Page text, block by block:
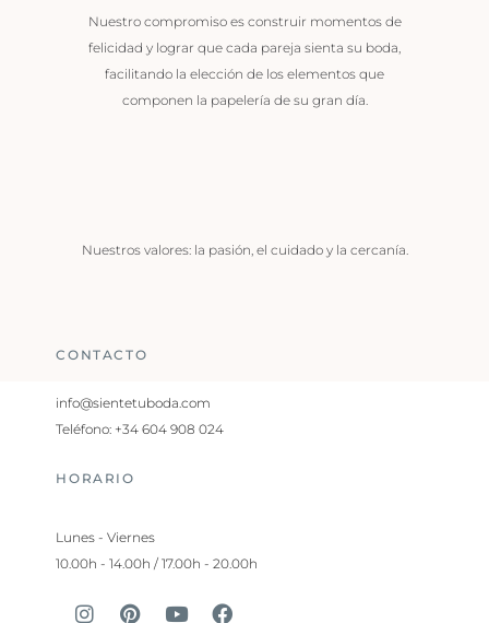
Nuestro compromiso es construir momentos de
felicidad y lograr que cada pareja sienta su boda,
facilitando la elección de los elementos que
componen la papelería de su gran día.
Nuestros valores: la pasión, el cuidado y la cercanía.
CONTACTO
info@sientetuboda.com
Teléfono: +34 604 908 024
HORARIO
Lunes - Viernes
10.00h - 14.00h / 17.00h - 20.00h